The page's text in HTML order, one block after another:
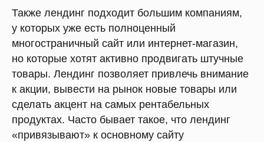
Также лендинг подходит большим компаниям,
у которых уже есть полноценный
многостраничный сайт или интернет-магазин,
но которые хотят активно продвигать штучные
товары. Лендинг позволяет привлечь внимание
к акции, вывести на рынок новые товары или
сделать акцент на самых рентабельных
продуктах. Часто бывает такое, что лендинг
«привязывают» к основному сайту